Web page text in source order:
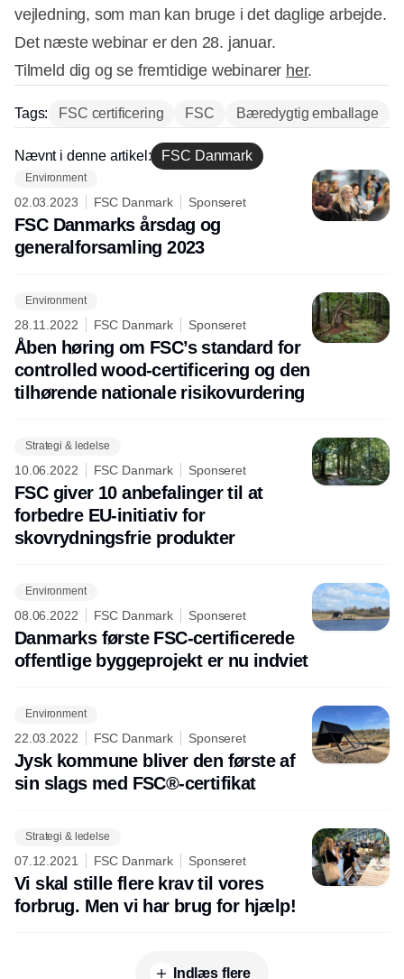
vejledning, som man kan bruge i det daglige arbejde.
Det næste webinar er den 28. januar.
Tilmeld dig og se fremtidige webinarer her.
Tags: FSC certificering FSC Bæredygtig emballage
Nævnt i denne artikel: FSC Danmark
Environment
02.03.2023 FSC Danmark Sponseret
FSC Danmarks årsdag og
generalforsamling 2023
Environment
28.11.2022 FSC Danmark Sponseret
Åben høring om FSC’s standard for
controlled wood-certificering og den
tilhørende nationale risikovurdering
Strategi & ledelse
10.06.2022 FSC Danmark Sponseret
FSC giver 10 anbefalinger til at
forbedre EU-initiativ for
skovrydningsfrie produkter
Environment
08.06.2022 FSC Danmark Sponseret
Danmarks første FSC-certificerede
offentlige byggeprojekt er nu indviet
Environment
22.03.2022 FSC Danmark Sponseret
Jysk kommune bliver den første af
sin slags med FSC®-certifikat
Strategi & ledelse
07.12.2021 FSC Danmark Sponseret
Vi skal stille flere krav til vores
forbrug. Men vi har brug for hjælp!
Indlæs flere